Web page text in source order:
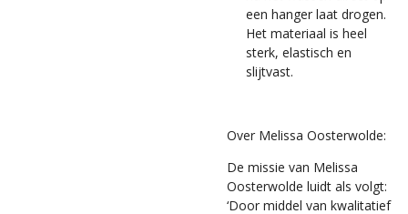
een hanger laat drogen.
Het materiaal is heel
sterk, elastisch en
slijtvast.
Over Melissa Oosterwolde:
De missie van Melissa
Oosterwolde luidt als volgt:
‘Door middel van kwalitatief